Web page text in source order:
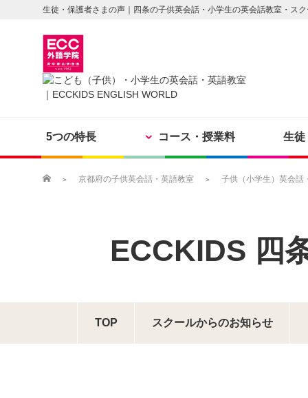
生徒・保護者さまの声｜四条の子供英会話・小学生の英会話教室・ス
5つの特長 コース・授業料 生徒
京都府の子供英会話・英語教室 子供（小学生）英会話
ECCKIDS 四
TOP スクールからのお知らせ